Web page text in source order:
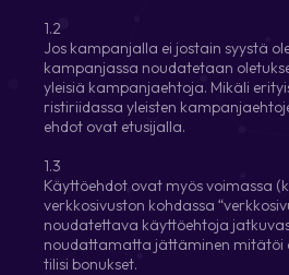
1.2
Jos kampanjalla ei jostain syystä
kampanjassa noudatetaan
yleisiä kampanjaehtoja. Mikäli
ristiriidassa yleisten
ehdot ovat etusijalla.
1.3
Käyttöehdot ovat myös voimassa
verkkosivuston kohdassa
noudatettava käyttöehtoja
noudattamatta jättäminen mitätöi
tilisi bonukset.